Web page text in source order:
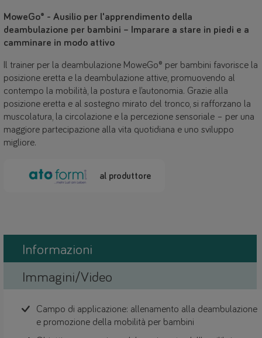
MoweGo® - Ausilio per l'apprendimento della
deambulazione per bambini – Imparare a stare in piedi e a
camminare in modo attivo
Il trainer per la deambulazione MoweGo® per bambini favorisce la
posizione eretta e la deambulazione attive, promuovendo al
contempo la mobilità, la postura e l’autonomia. Grazie alla
posizione eretta e al sostegno mirato del tronco, si rafforzano la
muscolatura, la circolazione e la percezione sensoriale – per una
maggiore partecipazione alla vita quotidiana e uno sviluppo
migliore.
al produttore
Informazioni
Immagini/Video
Campo di applicazione: allenamento alla deambulazione
e promozione della mobilità per bambini